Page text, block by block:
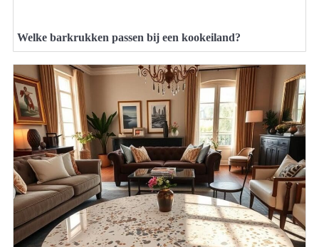
Welke barkrukken passen bij een kookeiland?